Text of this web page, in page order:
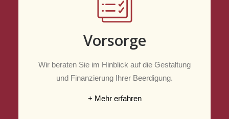
Vorsorge
Wir beraten Sie im Hinblick auf die Gestaltung
und Finanzierung Ihrer Beerdigung.
+ Mehr erfahren